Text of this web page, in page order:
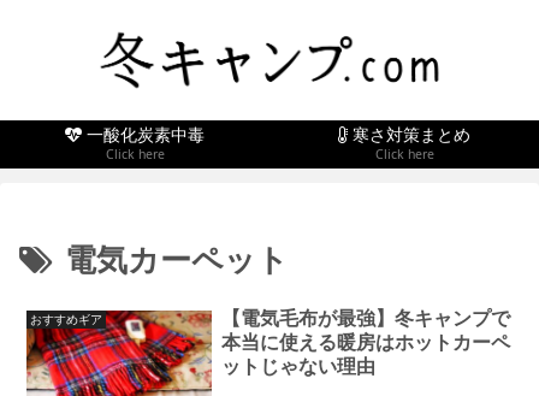
一酸化炭素中毒
Click here
寒さ対策まとめ
Click here
電気カーペット
おすすめギア
【電気毛布が最強】冬キャンプで
本当に使える暖房はホットカーペ
ットじゃない理由